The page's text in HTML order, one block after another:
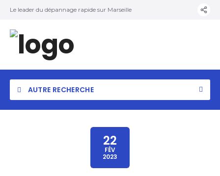
Le leader du dépannage rapide sur Marseille
AUTRE RECHERCHE
22
FÉV
2023